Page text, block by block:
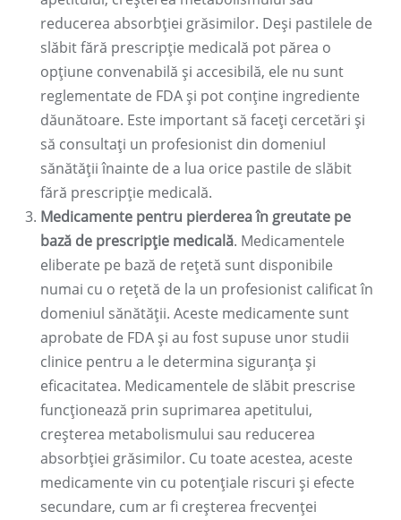
reducerea absorbției grăsimilor. Deși pastilele de
slăbit fără prescripție medicală pot părea o
opțiune convenabilă și accesibilă, ele nu sunt
reglementate de FDA și pot conține ingrediente
dăunătoare. Este important să faceți cercetări și
să consultați un profesionist din domeniul
sănătății înainte de a lua orice pastile de slăbit
fără prescripție medicală.
Medicamente pentru pierderea în greutate pe
bază de prescripție medicală. Medicamentele
eliberate pe bază de rețetă sunt disponibile
numai cu o rețetă de la un profesionist calificat în
domeniul sănătății. Aceste medicamente sunt
aprobate de FDA și au fost supuse unor studii
clinice pentru a le determina siguranța și
eficacitatea. Medicamentele de slăbit prescrise
funcționează prin suprimarea apetitului,
creșterea metabolismului sau reducerea
absorbției grăsimilor. Cu toate acestea, aceste
medicamente vin cu potențiale riscuri și efecte
secundare, cum ar fi creșterea frecvenței